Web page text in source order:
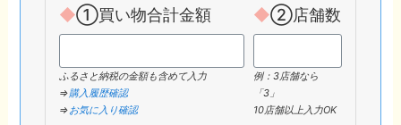
◆①買い物合計金額
ふるさと納税の金額も含めて入力
⇒購入履歴確認
⇒お気に入り確認
◆②店舗数
例：3店舗なら
「3」
10店舗以上入力OK